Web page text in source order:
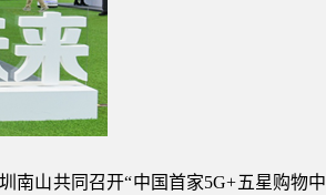
南山共同召开“中国首家5G+五星购物中